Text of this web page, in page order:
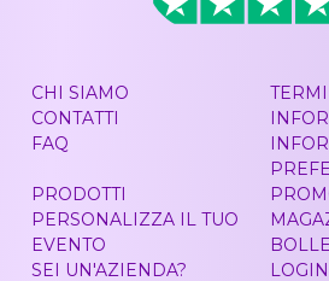
CHI SIAMO
CONTATTI
FAQ
PRODOTTI
PERSONALIZZA IL TUO
EVENTO
SEI UN'AZIENDA?
BOLLE
LOGIN